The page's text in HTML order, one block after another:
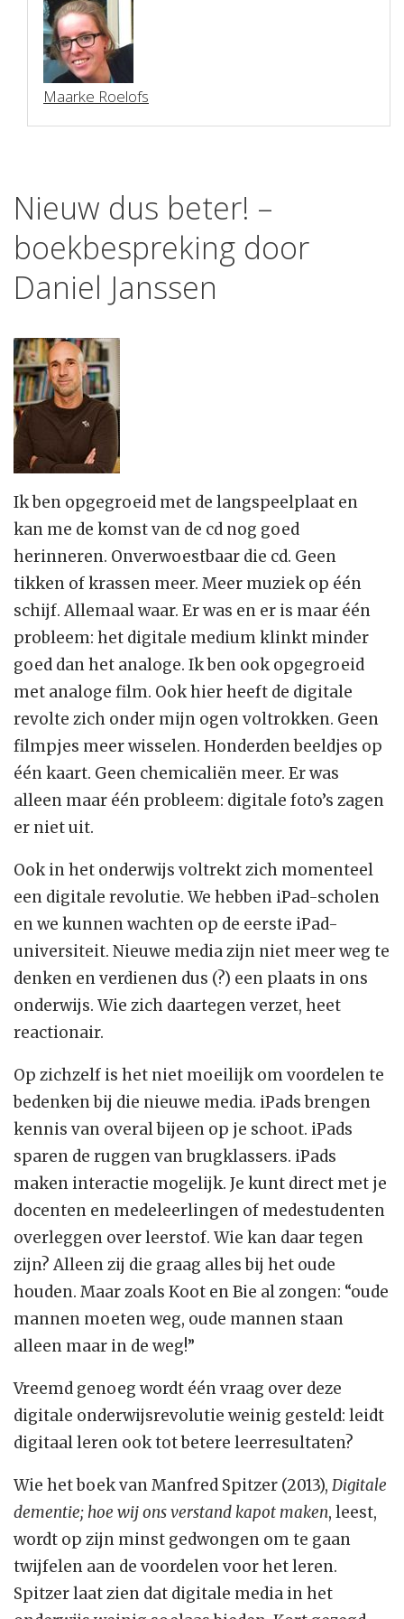
Maarke Roelofs
Nieuw dus beter! –
boekbespreking door
Daniel Janssen
Ik ben opgegroeid met de langspeelplaat en
kan me de komst van de cd nog goed
herinneren. Onverwoestbaar die cd. Geen
tikken of krassen meer. Meer muziek op één
schijf. Allemaal waar. Er was en er is maar één
probleem: het digitale medium klinkt minder
goed dan het analoge. Ik ben ook opgegroeid
met analoge film. Ook hier heeft de digitale
revolte zich onder mijn ogen voltrokken. Geen
filmpjes meer wisselen. Honderden beeldjes op
één kaart. Geen chemicaliën meer. Er was
alleen maar één probleem: digitale foto’s zagen
er niet uit.
Ook in het onderwijs voltrekt zich momenteel
een digitale revolutie. We hebben iPad-scholen
en we kunnen wachten op de eerste iPad-
universiteit. Nieuwe media zijn niet meer weg te
denken en verdienen dus (?) een plaats in ons
onderwijs. Wie zich daartegen verzet, heet
reactionair.
Op zichzelf is het niet moeilijk om voordelen te
bedenken bij die nieuwe media. iPads brengen
kennis van overal bijeen op je schoot. iPads
sparen de ruggen van brugklassers. iPads
maken interactie mogelijk. Je kunt direct met je
docenten en medeleerlingen of medestudenten
overleggen over leerstof. Wie kan daar tegen
zijn? Alleen zij die graag alles bij het oude
houden. Maar zoals Koot en Bie al zongen: “oude
mannen moeten weg, oude mannen staan
alleen maar in de weg!”
Vreemd genoeg wordt één vraag over deze
digitale onderwijsrevolutie weinig gesteld: leidt
digitaal leren ook tot betere leerresultaten?
Wie het boek van Manfred Spitzer (2013), Digitale
dementie; hoe wij ons verstand kapot maken, leest,
wordt op zijn minst gedwongen om te gaan
twijfelen aan de voordelen voor het leren.
Spitzer laat zien dat digitale media in het